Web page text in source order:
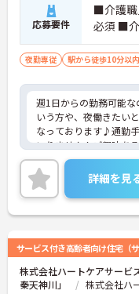
応募要件
■介護職
必須 ■
夜勤専従 駅から徒歩10分以内
週1日からの勤務可能
いう方や、夜働きたい
なっております♪通勤
いりません！ご興味あ
しますので、お気軽に
詳細を見
サービス付き高齢者向け住宅（サ
株式会社ハートケアサービ
秦天神川」
株式会社ハ